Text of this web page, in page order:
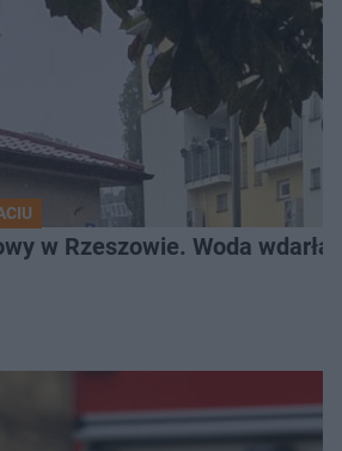
w Rzeszowie. Woda